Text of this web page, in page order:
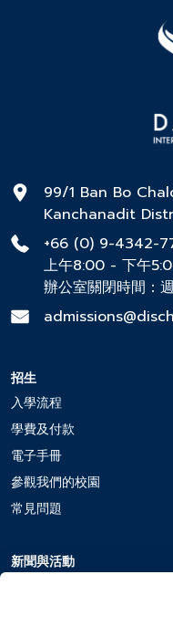
99/1 Ban Bo
Kanchanadit
+66 (0) 9-4342-
上午8:00 - 下午
辦公室關閉時間：
招生
入學流程
學費及付款
電子手冊
參觀我們的校園
常見問題
新聞與活動